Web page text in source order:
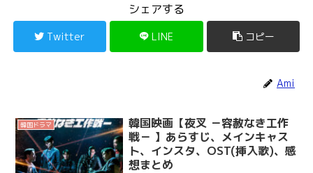
シェアする
Twitter LINE コピー
Ami
韓国ドラマ
韓国映画【夜叉 －容赦なき工作
戦－ 】あらすじ、メインキャス
ト、インスタ、OST(挿入歌)、感
想まとめ